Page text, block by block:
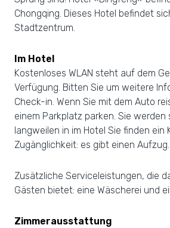
Chongqing. Dieses Hotel befindet
Stadtzentrum.
Im Hotel
Kostenloses WLAN steht auf dem
Verfügung. Bitten Sie um weitere
Check-in. Wenn Sie mit dem Auto
einem Parkplatz parken. Sie werden
langweilen in im Hotel Sie finden ein
Zugänglichkeit: es gibt einen Aufzug.
Zusätzliche Serviceleistungen, die
Gästen bietet: eine Wäscherei und
Zimmerausstattung